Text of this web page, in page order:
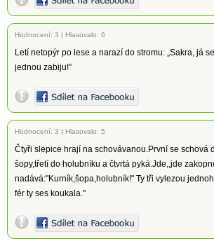
Hodnocení: 3 | Hlasovalo: 6
Letí netopýr po lese a narazí do stromu: „Sakra, já
jednou zabiju!”
Hodnocení: 3 | Hlasovalo: 5
Čtyři slepice hrají na schovávanou.První se schová
šopy,třetí do holubníku a čtvrtá pyká.Jde,,jde
nadává:"Kurník,šopa,holubník!" Ty tři vylezou
fér ty ses koukala."